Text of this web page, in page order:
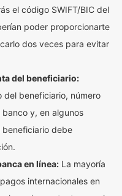
el código SWIFT/BIC del
poder proporcionarte
dos veces para evitar
del beneficiario:
del beneficiario, número
y, en algunos
beneficiario debe
en línea: La mayoría
internacionales en